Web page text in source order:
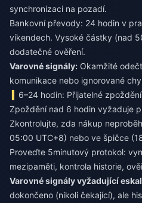
synchronizaci na pozadí.
Bankovní převody: 24 hodin v
víkendech. Vysoké částky (nad
dodatečné ověření.
Varovné signály: Okamžité
komunikace nebo ignorované
6–24 hodin: Přijatelné zpoždění
Zpoždění nad 6 hodin vyžaduje
Zkontrolujte, zda nákup
05:00 UTC+8) nebo ve špičce
Proveďte 5minutový protokol:
mezipaměti, kontrola historie,
Varovné signály vyžadující
dokončeno (nikoli čekající), ale